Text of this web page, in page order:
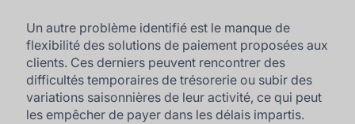
Un autre problème identifié est le manque de
flexibilité des solutions de paiement proposées aux
clients. Ces derniers peuvent rencontrer des
difficultés temporaires de trésorerie ou subir des
variations saisonnières de leur activité, ce qui peut
les empêcher de payer dans les délais impartis.